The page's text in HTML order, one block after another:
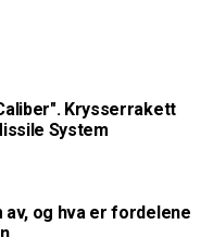
Krysserrakett
System
av, og hva er fordelene